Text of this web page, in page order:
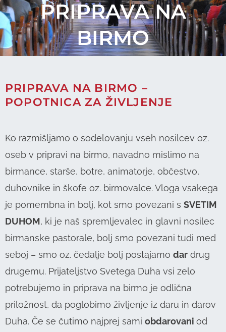
PRIPRAVA NA
BIRMO
PRIPRAVA NA BIRMO –
POPOTNICA ZA ŽIVLJENJE
Ko razmišljamo o sodelovanju vseh nosilcev oz.
oseb v pripravi na birmo, navadno mislimo na
birmance, starše, botre, animatorje, občestvo,
duhovnike in škofe oz. birmovalce. Vloga vsakega
je pomembna in bolj, kot smo povezani s SVETIM
DUHOM, ki je naš spremljevalec in glavni nosilec
birmanske pastorale, bolj smo povezani tudi med
seboj – smo oz. čedalje bolj postajamo dar drug
drugemu. Prijateljstvo Svetega Duha vsi zelo
potrebujemo in priprava na birmo je odlična
priložnost, da poglobimo življenje iz daru in darov
Duha. Če se čutimo najprej sami obdarovani od